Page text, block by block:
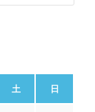
土 日